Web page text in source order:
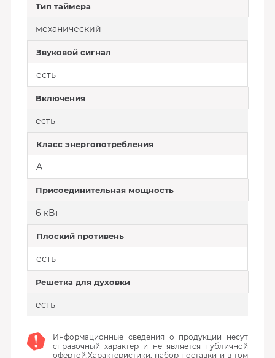
Тип таймера
механический
Звуковой сигнал
есть
Включения
есть
Класс энергопотребления
A
Присоединительная мощность
6 кВт
Плоский противень
есть
Решетка для духовки
есть
Информационные сведения о продукции несут
справочный характер и не является публичной
офертой.Характеристики, набор поставки и в том